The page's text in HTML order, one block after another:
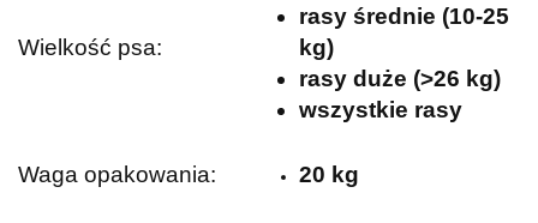
Wielkość psa:
rasy średnie (10-25
kg)
rasy duże (>26 kg)
wszystkie rasy
Waga opakowania: 20 kg